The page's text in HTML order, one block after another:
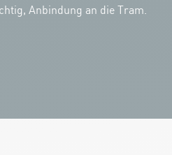
Anbindung an die Tram.
BY 3.0. Data by OpenStreetMap, under